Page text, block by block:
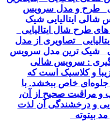
طرح و مدل سرویس
شالی ایتالیایی شیک
طرح شال ایتالیایی
تصاویری از مدل
شیک ترین مدل سرویس
گیری : سرویس شالی
زیبا و کلاسیک است که
جلوه‌ای خاص ببخشد. با
مراقبت صحیح از آن،
و درخشندگی آن لذت
بیتوته